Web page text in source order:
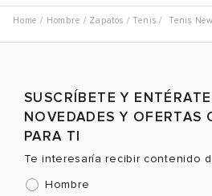
Hombre Zapatos Tenis Tenis
SUSCRÍBETE Y
NOVEDADES Y OFERTAS
PARA TI
Te interesaría recibir contenido
Hombre